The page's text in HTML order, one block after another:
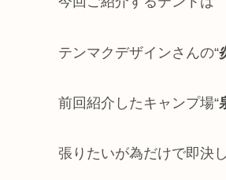
テンマクデザインさんの“
前回紹介したキャンプ場“
張りたいが為だけで即決